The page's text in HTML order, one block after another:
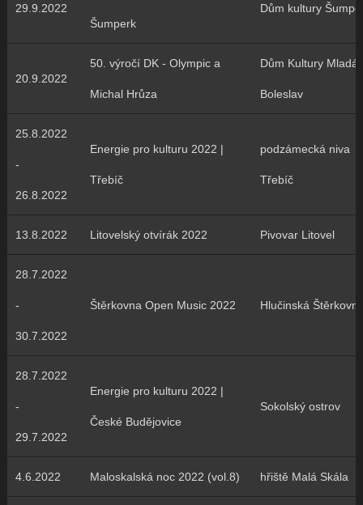
29.9.2022
Šumperk
Dům kultury
20.9.2022
50. výročí DK - Olympic a
Michal Hrůza
Dům Kultury Mladá
Boleslav
25.8.2022
-
26.8.2022
Energie pro kulturu 2022 |
Třebíč
podzámecká niva
Třebíč
13.8.2022 Litovelský otvírák 2022 Pivovar Litovel
28.7.2022
-
30.7.2022
Štěrkovna Open Music 2022 Hlučinská
28.7.2022
-
29.7.2022
Energie pro kulturu 2022 |
České Budějovice
Sokolský ostrov
4.6.2022 Maloskalská noc 2022 (vol.8) hřiště Malá Skála